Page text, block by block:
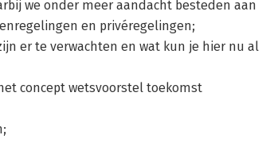
we onder meer aandacht besteden aan
en privéregelingen;
er te verwachten en wat kun je hier nu al
concept wetsvoorstel toekomst